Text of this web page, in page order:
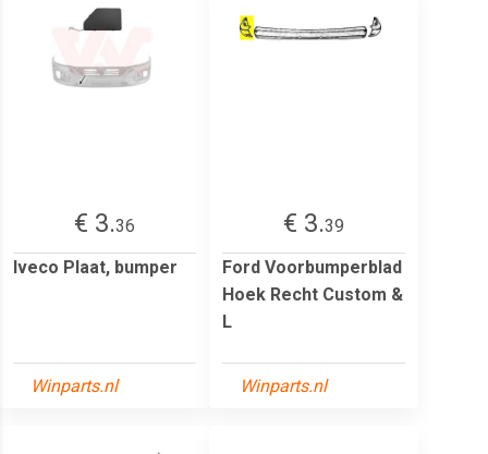
€ 3.36
Iveco Plaat, bumper
Winparts.nl
€ 3.39
Ford Voorbumperblad
Hoek Recht Custom &
L
Winparts.nl